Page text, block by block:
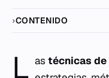
CONTENIDO
L as técnicas